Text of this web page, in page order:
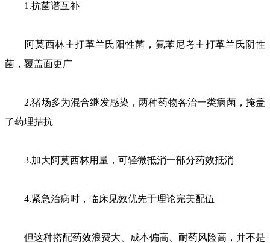
1.抗菌谱互补
阿莫西林主打革兰氏阳性菌，氟苯尼考主打革兰氏阴性
菌，覆盖面更广
2.猪场多为混合继发感染，两种药物各治一类病菌，掩盖
了药理拮抗
3.加大阿莫西林用量，可轻微抵消一部分药效抵消
4.紧急治病时，临床见效优先于理论完美配伍
但这种搭配药效浪费大、成本偏高、耐药风险高，并不是